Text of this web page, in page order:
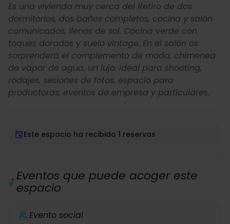
Es una vivienda muy cerca del Retiro de dos
dormitorios, dos baños completos, cocina y salón
comunicados, llenos de sol. Cocina verde con
toques dorados y suelo vintage. En el salón os
sorprenderá el complemento de moda, chimenea
de vapor de agua, un lujo. Ideal para shooting,
rodajes, sesiones de fotos. espacio para
productoras, eventos de empresa y particulares.
Este espacio ha recibido 1 reservas
Eventos que puede acoger este
espacio
Evento social